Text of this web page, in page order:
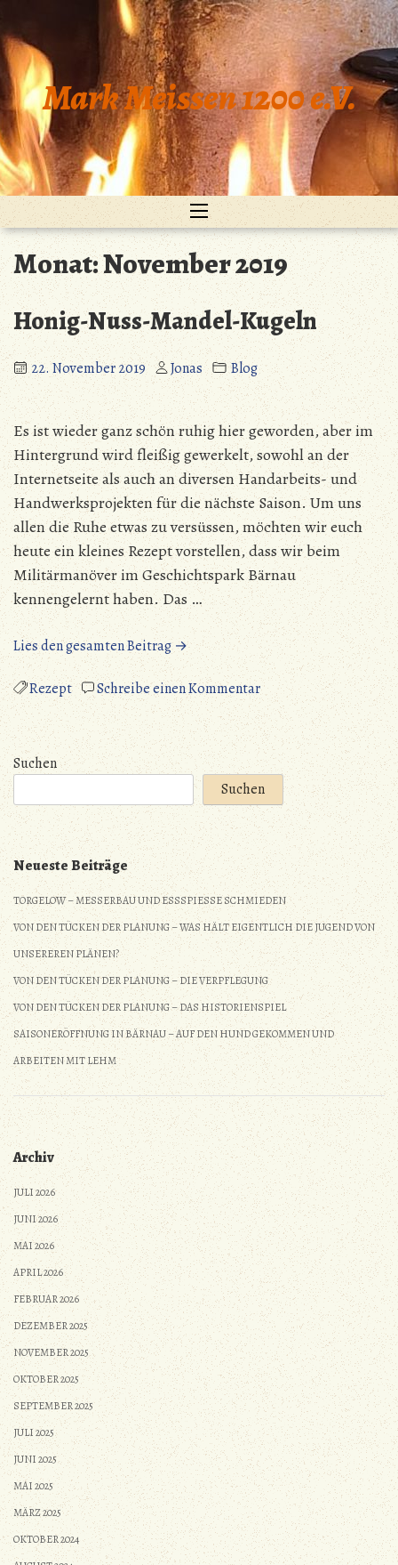
Inhalt
springen
Mark Meissen 1200 e.V.
Monat:November 2019
Honig-Nuss-Mandel-Kugeln
22. November 2019 Jonas Blog
Es ist wieder ganz schön ruhig hier geworden, aber im
Hintergrund wird fleißig gewerkelt, sowohl an der
Internetseite als auch an diversen Handarbeits- und
Handwerksprojekten für die nächste Saison. Um uns
allen die Ruhe etwas zu versüssen, möchten wir euch
heute ein kleines Rezept vorstellen, dass wir beim
Militärmanöver im Geschichtspark Bärnau
kennengelernt haben. Das …
Lies den gesamten Beitrag →„Honig-
Nuss-
Mandel-
Kugeln“
Rezept Schreibe einen Kommentarzu
Honig-
Nuss-
Mandel-
Kugeln
Suchen
Suchen
Neueste Beiträge
TORGELOW – MESSERBAU UND ESSSPIESSE SCHMIEDEN
VON DEN TÜCKEN DER PLANUNG – WAS HÄLT EIGENTLICH DIE JUGEND VON
UNSEREREN PLÄNEN?
VON DEN TÜCKEN DER PLANUNG – DIE VERPFLEGUNG
VON DEN TÜCKEN DER PLANUNG – DAS HISTORIENSPIEL
SAISONERÖFFNUNG IN BÄRNAU – AUF DEN HUND GEKOMMEN UND
ARBEITEN MIT LEHM
Archiv
JULI 2026
JUNI 2026
MAI 2026
APRIL 2026
FEBRUAR 2026
DEZEMBER 2025
NOVEMBER 2025
OKTOBER 2025
SEPTEMBER 2025
JULI 2025
JUNI 2025
MAI 2025
MÄRZ 2025
OKTOBER 2024